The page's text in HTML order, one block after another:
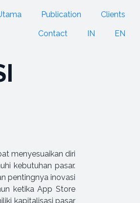
Publication Clients
Contact IN EN
menyesuaikan diri
kebutuhan pasar.
pentingnya inovasi
ketika App Store
kapitalisasi pasar